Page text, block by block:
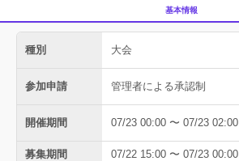
基本情報
種別 大会
参加申請 管理者による承認制
開催期間 07/23 00:00 〜 07/23 02:00
募集期間 07/22 15:00 〜 07/23 00:00